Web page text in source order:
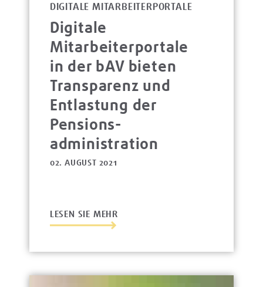
DIGITALE MITARBEITERPORTALE
Digitale
Mitarbeiterportale
in der bAV bieten
Transparenz und
Entlastung der
Pensions­
administration
02. AUGUST 2021
LESEN SIE MEHR